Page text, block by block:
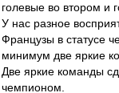
голевые во втором и
У нас разное
Французы в статусе
минимум две яркие
Две яркие команды
чемпионом.